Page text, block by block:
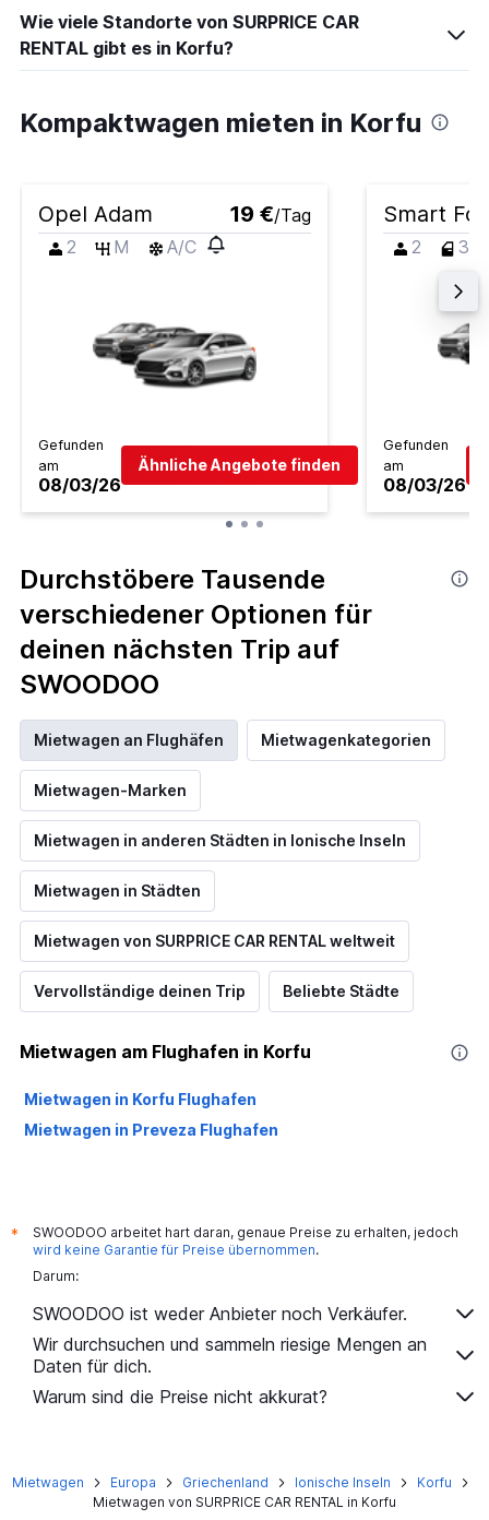
Wie viele Standorte von SURPRICE CAR
RENTAL gibt es in Korfu?
Kompaktwagen mieten in Korfu
Opel Adam 19 €/Tag
2
M A/C
Gefunden
am
08/03/26
Ähnliche Angebote finden
Smart
2 3
Gefunden
am
08/03/26
Durchstöbere Tausende
verschiedener Optionen für
deinen nächsten Trip auf
SWOODOO
Mietwagen an Flughäfen Mietwagenkategorien
Mietwagen-Marken
Mietwagen in anderen Städten in Ionische Inseln
Mietwagen in Städten
Mietwagen von SURPRICE CAR RENTAL weltweit
Vervollständige deinen Trip Beliebte Städte
Mietwagen am Flughafen in Korfu
Mietwagen in Korfu Flughafen
Mietwagen in Preveza Flughafen
*
SWOODOO arbeitet hart daran, genaue Preise zu erhalten, jedoch
wird keine Garantie für Preise übernommen.
Darum:
SWOODOO ist weder Anbieter noch Verkäufer.
Wir durchsuchen und sammeln riesige Mengen an
Daten für dich.
Warum sind die Preise nicht akkurat?
Mietwagen Europa Griechenland Ionische Inseln
Korfu
Mietwagen von SURPRICE CAR RENTAL in Korfu